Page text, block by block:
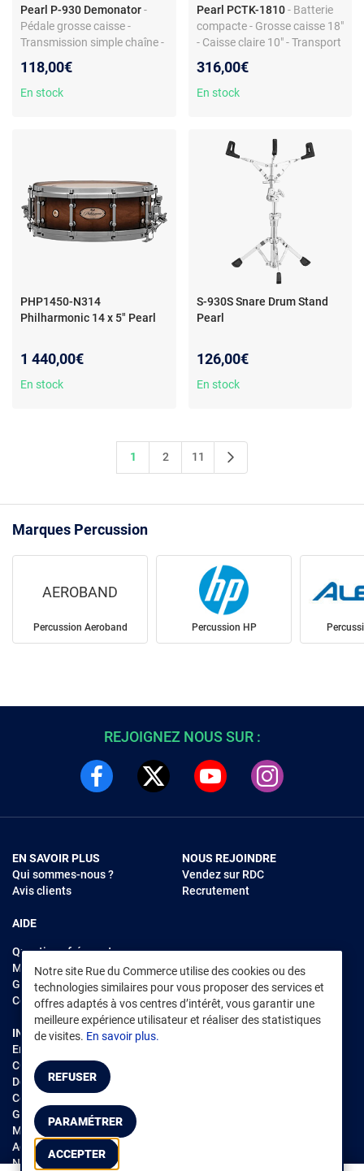
Pearl P-930 Demonator-
Pédale grosse caisse -
Transmission simple chaîne -
118,00€
En stock
Pearl PCTK-1810 - Batterie
compacte - Grosse caisse 18"
- Caisse claire 10" - Transport
316,00€
En stock
PHP1450-N314
Philharmonic 14 x 5" Pearl
1 440,00€
En stock
S-930S Snare Drum Stand
Pearl
126,00€
En stock
1 2 11
Marques Percussion
AEROBAND
Percussion Aeroband Percussion HP
REJOIGNEZ NOUS SUR :
EN SAVOIR PLUS
Qui sommes-nous ?
Avis clients
AIDE
Questions fréquentes
Modes de règlements
Garantie et retours
Contacter Rue du Commerce
NOUS REJOINDRE
Vendez sur RDC
Recrutement
INFORMATIONS LÉGALES
Environnement
CGV /CGU Marketplace
Données personnelles
Cookies
Gérer mes cookies
Mentions légales
Accessibilité : non conforme
Notice d'accessibilité
Notre site Rue du Commerce utilise des cookies ou des
technologies similaires pour vous proposer des services et
offres adaptés à vos centres d’intérêt, vous garantir une
meilleure expérience utilisateur et réaliser des statistiques
de visites. En savoir plus.
REFUSER
PARAMÉTRER
ACCEPTER